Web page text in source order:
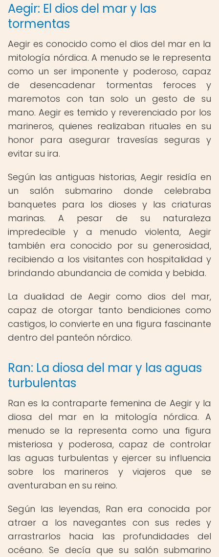
Aegir: El dios del mar y las
tormentas
Aegir es conocido como el dios del mar en la
mitología nórdica. A menudo se le representa
como un ser imponente y poderoso, capaz
de desencadenar tormentas feroces y
maremotos con tan solo un gesto de su
mano. Aegir es temido y reverenciado por los
marineros, quienes realizaban rituales en su
honor para asegurar travesías seguras y
evitar su ira.
Según las antiguas historias, Aegir residía en
un salón submarino donde celebraba
banquetes para los dioses y las criaturas
marinas. A pesar de su naturaleza
impredecible y a menudo violenta, Aegir
también era conocido por su generosidad,
recibiendo a los visitantes con hospitalidad y
brindando abundancia de comida y bebida.
La dualidad de Aegir como dios del mar,
capaz de otorgar tanto bendiciones como
castigos, lo convierte en una figura fascinante
dentro del panteón nórdico.
Ran: La diosa del mar y las aguas
turbulentas
Ran es la contraparte femenina de Aegir y la
diosa del mar en la mitología nórdica. A
menudo se la representa como una figura
misteriosa y poderosa, capaz de controlar
las aguas turbulentas y ejercer su influencia
sobre los marineros y viajeros que se
aventuraban en su reino.
Según las leyendas, Ran era conocida por
atraer a los navegantes con sus redes y
arrastrarlos hacia las profundidades del
océano. Se decía que su salón submarino